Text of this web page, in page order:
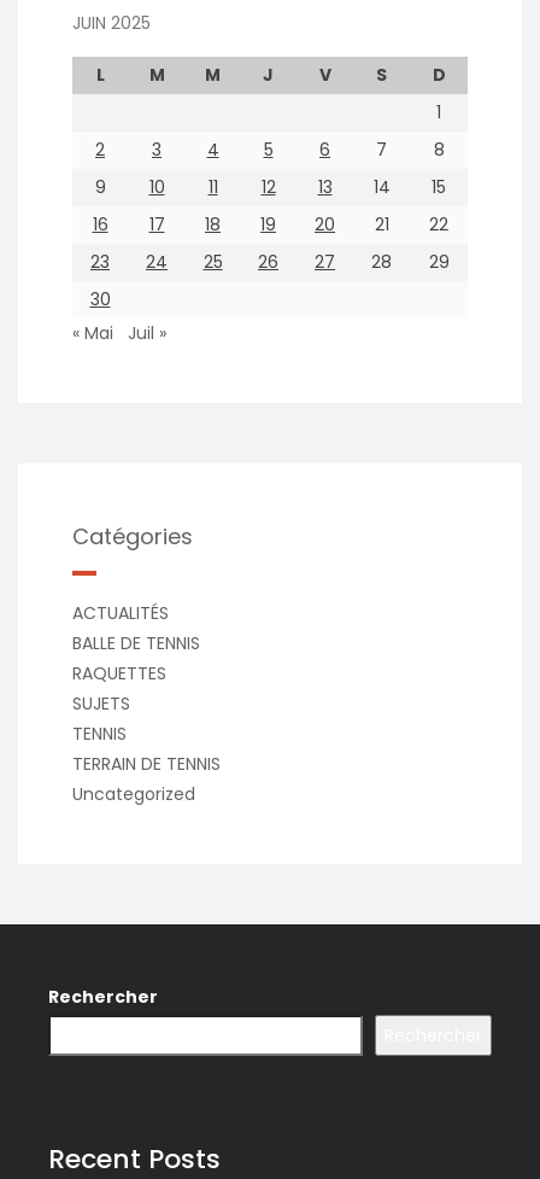
JUIN 2025
L M M J V S
D
1
2
3 4 5 6 7
8
9
10 11 12 13 14
15
16
17 18 19 20 21
22
23
24 25 26 27 28
29
30
« Mai
Juil »
Catégories
ACTUALITÉS
BALLE DE TENNIS
RAQUETTES
SUJETS
TENNIS
TERRAIN DE TENNIS
Uncategorized
Rechercher
Recent Posts